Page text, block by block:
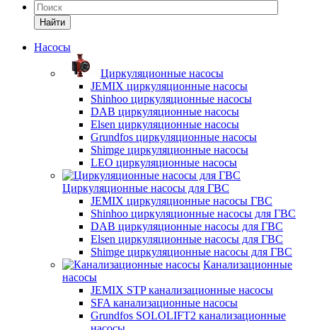
Найти
Насосы
Циркуляционные насосы
JEMIX циркуляционные насосы
Shinhoo циркуляционные насосы
DAB циркуляционные насосы
Elsen циркуляционные насосы
Grundfos циркуляционные насосы
Shimge циркуляционные насосы
LEO циркуляционные насосы
Циркуляционные насосы для ГВС
JEMIX циркуляционные насосы ГВС
Shinhoo циркуляционные насосы для ГВС
DAB циркуляционные насосы для ГВС
Elsen циркуляционные насосы для ГВС
Shimge циркуляционные насосы для ГВС
Канализационные
насосы
JEMIX STP канализационные насосы
SFA канализационные насосы
Grundfos SOLOLIFT2 канализационные